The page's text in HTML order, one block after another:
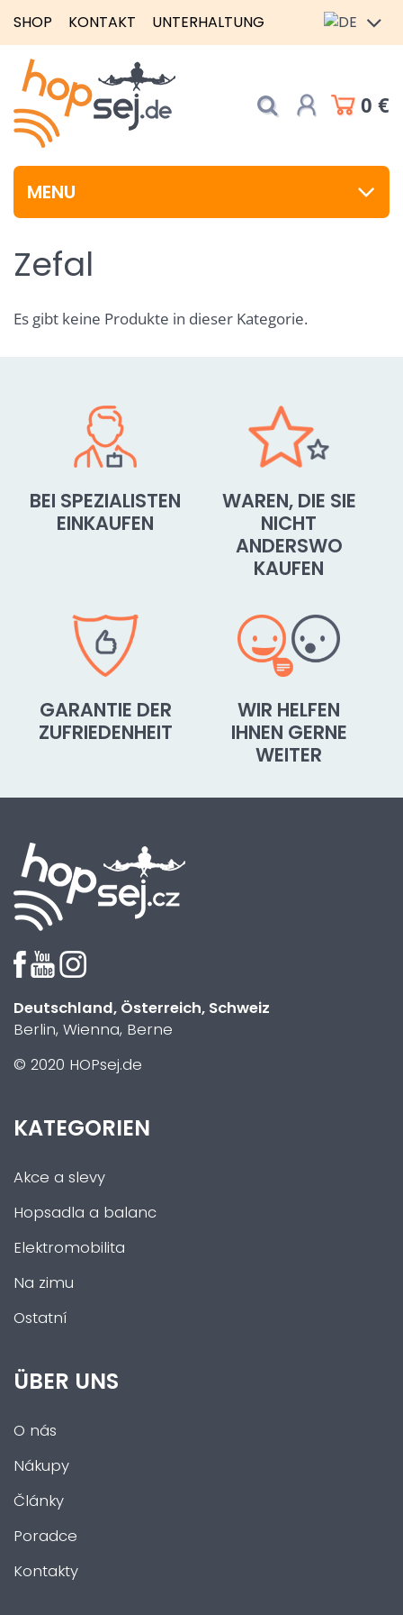
SHOP KONTAKT UNTERHALTUNG
0 €
MENU
Zefal
Es gibt keine Produkte in dieser Kategorie.
BEI SPEZIALISTEN
EINKAUFEN
WAREN, DIE SIE
NICHT
ANDERSWO
KAUFEN
GARANTIE DER
ZUFRIEDENHEIT
WIR HELFEN
IHNEN GERNE
WEITER
Deutschland, Österreich, Schweiz
Berlin, Wienna, Berne
© 2020 HOPsej.de
KATEGORIEN
Akce a slevy
Hopsadla a balanc
Elektromobilita
Na zimu
Ostatní
ÜBER UNS
O nás
Nákupy
Články
Poradce
Kontakty